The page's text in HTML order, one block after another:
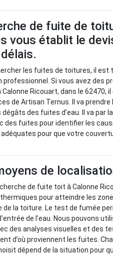
de fuite de
vous établit le
les fuites de toitures, il est
professionnel. Si vous avez des
Ricouart, dans le 62470,
de Artisan Ternus. Il va
dégâts des fuites d’eau. Il va par
des fuites pour identifier les
pour que votre
de
de fuite toit à Calonne
pour atteindre les
de la toiture. Le test de fumée
de l’eau. Nous pouvons
des analyses visuelles et des
d’où proviennent les fuites.
dépend de la situation pour